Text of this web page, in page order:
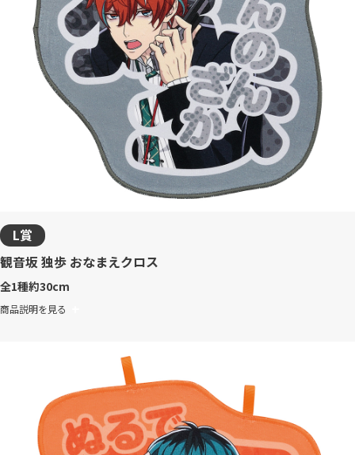
L賞
観音坂 独歩 おなまえクロス
全1種約30cm
商品説明を見る